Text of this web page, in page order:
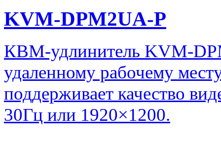
KVM-DPM2UA-P
КВМ-удлинитель KVM-
удаленному рабочему
поддерживает качество
30Гц или 1920×1200.